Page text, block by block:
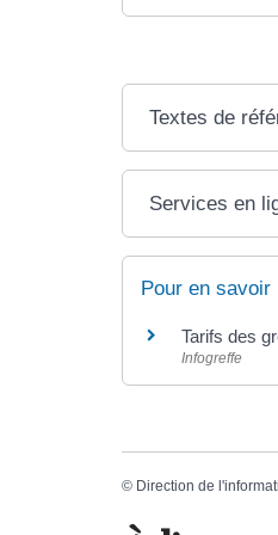
Textes de
Services en
Pour en savoir
Tarifs des
Infogreffe
© Direction de